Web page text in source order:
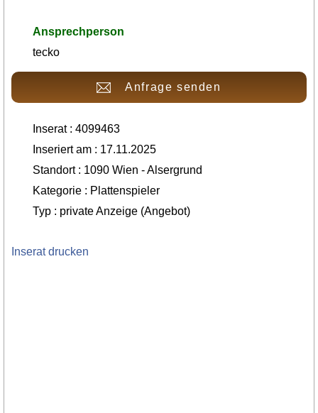
Ansprechperson
tecko
Anfrage senden
Inserat : 4099463
Inseriert am : 17.11.2025
Standort : 1090 Wien - Alsergrund
Kategorie : Plattenspieler
Typ : private Anzeige (Angebot)
Inserat drucken